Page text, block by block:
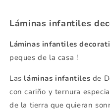
Láminas infantiles
Láminas infantiles
peques de la casa !
Las láminas infantiles de
con cariño y ternura
de la tierra que quieran